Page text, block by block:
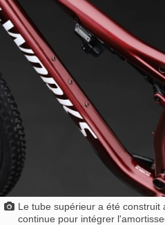
Le tube supérieur a été construit
continue pour intégrer